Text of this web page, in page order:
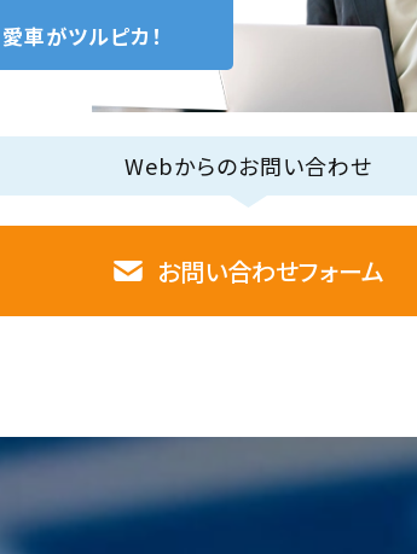
愛車がツルピカ！
Webからのお問い合わせ
お問い合わせフォーム
洗車